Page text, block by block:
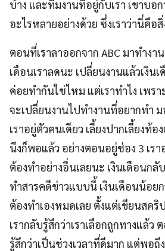
บ้าง และทีมงานที่อยู่กับเรา เขาบอก
อะไรหลายอย่างด้วย ซึ่งเราว่านี่คือ
ตอนที่เราลาออกจาก ABC มาทำงา
เดือนเราลดนะ เปลี่ยนงานแล้วเงิน
ค่อยทำกันใช่ไหม แต่เราทำไง เพรา
จะเปลี่ยนงานไปทำงานที่อยากทำ
เราอยู่ตัวคนเดียว เลี้ยงปากเลี้ยงท้อ
นึงก็พอแล้ว อย่างตอนอยู่ช่อง 3 เรา
ต้องทำอย่างอื่นเลยนะ เงินเดือนก
ทำสารคดีข่าวแบบนี้ เงินเดือนน้อยก
ต้องทำเองหมดเลย ตั้งแต่เขียนสค
เรากลับรู้สึกว่าเราเลือกถูกทางแล้ว
รู้สึกว่าเป็นช่วงเวลาที่ดีมาก แต่พอ